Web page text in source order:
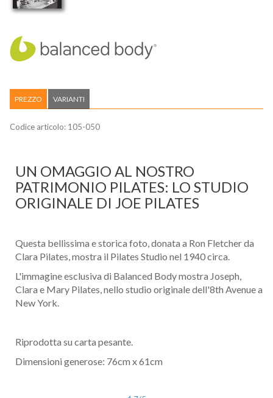
PREZZO VARIANTI
Codice articolo: 105-050
UN OMAGGIO AL NOSTRO
PATRIMONIO PILATES: LO STUDIO
ORIGINALE DI JOE PILATES
Questa bellissima e storica foto, donata a Ron Fletcher da
Clara Pilates, mostra il Pilates Studio nel 1940 circa.
L'immagine esclusiva di Balanced Body mostra Joseph,
Clara e Mary Pilates, nello studio originale dell'8th Avenue a
New York.
Riprodotta su carta pesante.
Dimensioni generose: 76cm x 61cm